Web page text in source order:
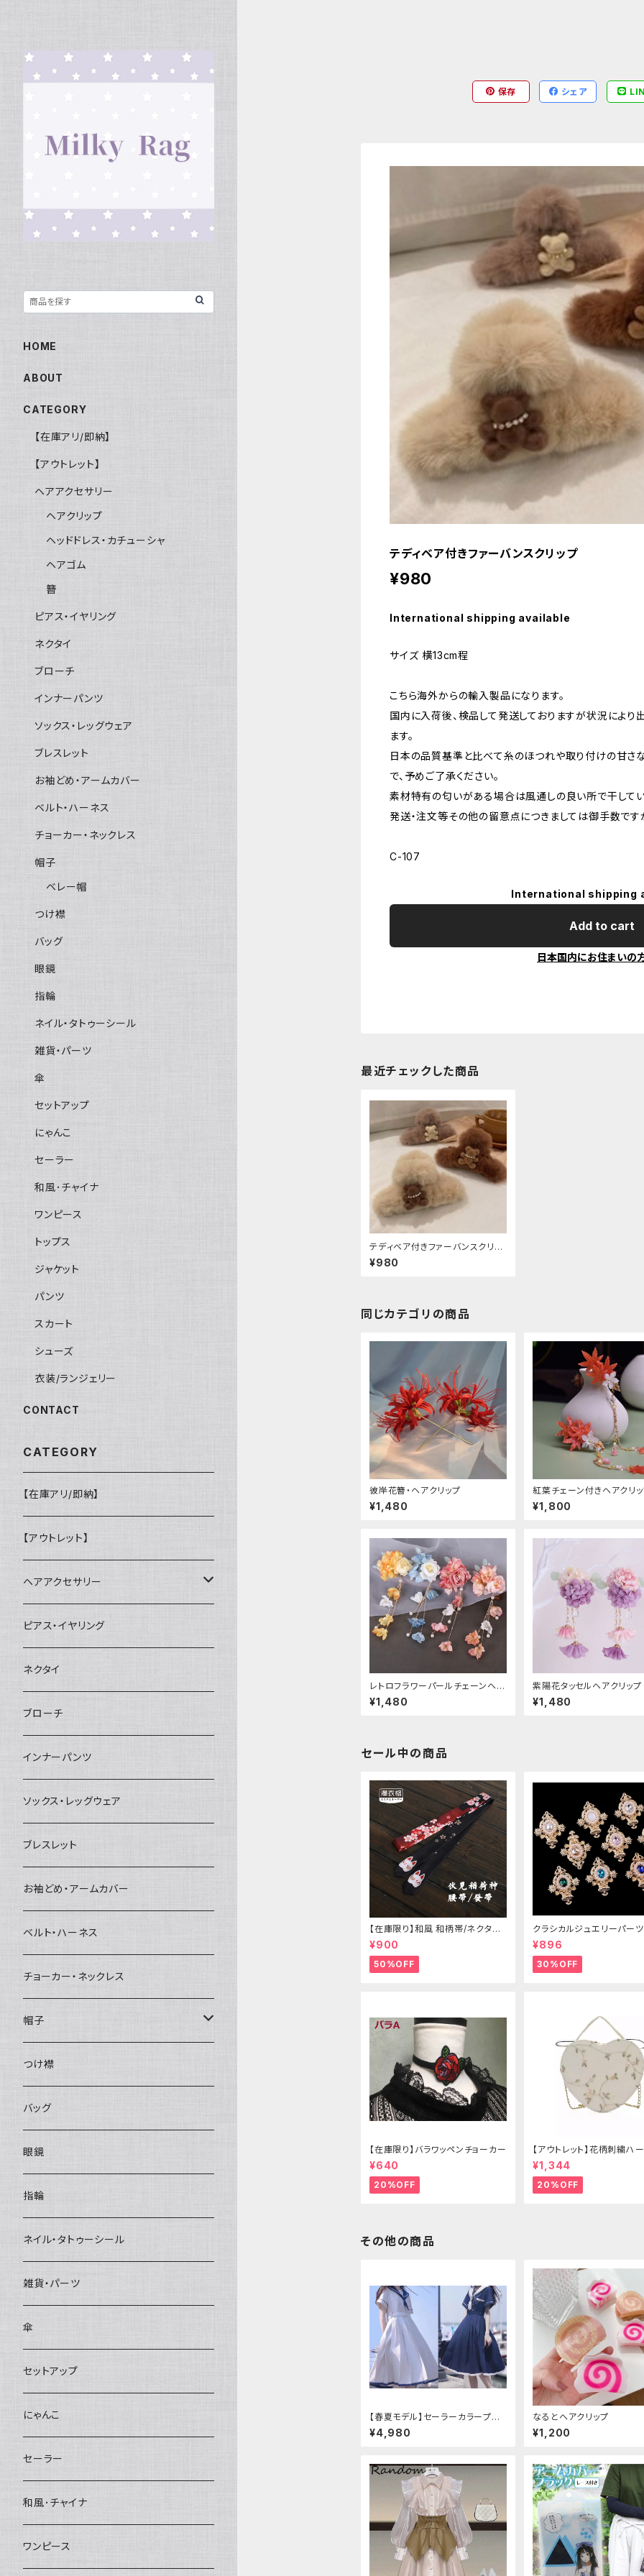
保存 シェア
テディベア付きファーバンスクリップ
¥980
International shipping available
サイズ 横13cm程
こちら海外からの輸入製品になります。
国内に入荷後、検品して発送しておりますが状況によ
ます。
日本の品質基準と比べて糸のほつれや取り付けの甘さ
で、予めご了承ください。
素材特有の匂いがある場合は風通しの良い所で干して
発送・注文等その他の留意点につきましては御手数で
C-107
International shipping
Add to cart
日本国内にお住まいの
最近チェックした商品
テディベア付きファーバンスクリッ
プ
¥980
同じカテゴリの商品
彼岸花簪・ヘアクリップ
¥1,480
紅葉チェーン付きヘアクリ
¥1,800
レトロフラワーパールチェーンヘア
クリップ
¥1,480
紫陽花タッセルヘアクリップ
¥1,480
セール中の商品
【在庫限り】和風 和柄帯/ネクタイ/
リボン（狐面/金魚
¥900
50%OFF
クラシカルジュエリーパーツ
¥896
30%OFF
【在庫限り】バラワッペンチョーカー
¥640
20%OFF
【アウトレット】花柄刺繍ハ
グ
¥1,344
20%OFF
その他の商品
【春夏モデル】セーラーカラープリ
ーツワンピース
¥4,980
なるとヘアクリップ
¥1,200
HOME
ABOUT
CATEGORY
【在庫アリ/即納】
【アウトレット】
ヘアアクセサリー
ヘアクリップ
ヘッドドレス・カチューシャ
ヘアゴム
簪
ピアス・イヤリング
ネクタイ
ブローチ
インナーパンツ
ソックス・レッグウェア
ブレスレット
お袖どめ・アームカバー
ベルト・ハーネス
チョーカー・ネックレス
帽子
ベレー帽
つけ襟
バッグ
眼鏡
指輪
ネイル・タトゥーシール
雑貨・パーツ
傘
セットアップ
にゃんこ
セーラー
和風･チャイナ
ワンピース
トップス
ジャケット
パンツ
スカート
シューズ
衣装/ランジェリー
CONTACT
CATEGORY
【在庫アリ/即納】
【アウトレット】
ヘアアクセサリー
ヘアクリップ
ヘッドドレス・カチューシャ
ヘアゴム
簪
ピアス・イヤリング
ネクタイ
ブローチ
インナーパンツ
ソックス・レッグウェア
ブレスレット
お袖どめ・アームカバー
ベルト・ハーネス
チョーカー・ネックレス
帽子
ベレー帽
つけ襟
バッグ
眼鏡
指輪
ネイル・タトゥーシール
雑貨・パーツ
傘
セットアップ
にゃんこ
セーラー
和風･チャイナ
ワンピース